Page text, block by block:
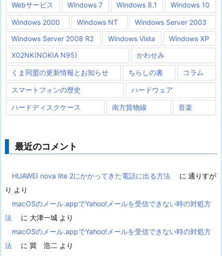
Webサービス Windows 7 Windows 8.1 Windows 10
Windows 2000 Windows NT
Windows Server 2003
Windows Server 2008 R2
Windows Vista
Windows XP
X02NK(NOKIA N95)
かわせみ
くま同盟の更新情報とお知らせ ちらしの裏 コラム
スマートフォンの歴史 ハードウェア
ハードディスクケース 南方貨物線 音楽
最近のコメント
HUAWEI nova lite 2にかかってきた電話に出る方法 に 通りすが
り より
macOSのメール.appでYahoo!メールを受信できない時の対処方
法
に 大津一城 より
macOSのメール.appでYahoo!メールを受信できない時の対処方
法
に 巽 浩二 より